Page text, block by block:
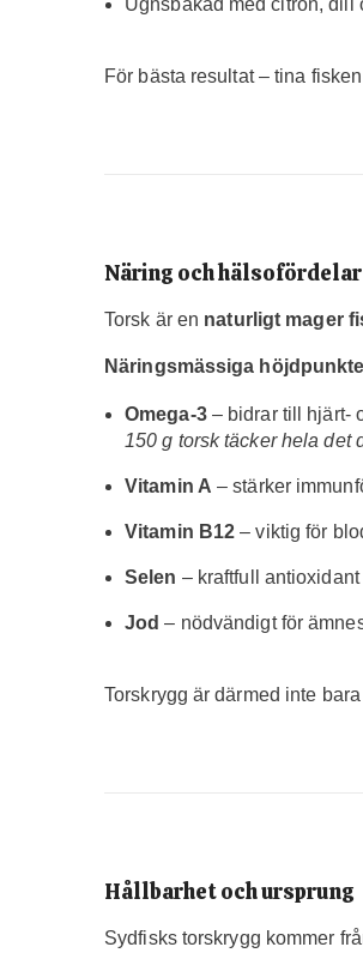
Ugnsbakad med citron, dill
För bästa resultat – tina
Näring och hälsofördelar
Torsk är en naturligt mager
Näringsmässiga
Omega-3– bidrar till hjärt-
150 g torsk täcker hela det
Vitamin A – stärker
Vitamin B12 – viktig för
Selen – kraftfull
Jod – nödvändigt för
Torskrygg är därmed inte
Hållbarhet och ursprung
Sydfisks torskrygg kommer